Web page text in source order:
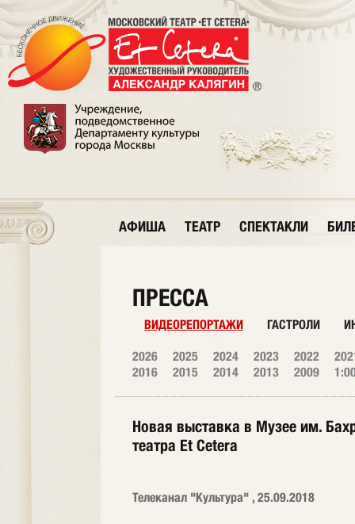
АФИША ТЕАТР СПЕКТАКЛИ
ПРЕССА
ВИДЕОРЕПОРТАЖИ ГАСТРОЛИ
2026 2025 2024 2023 2022
2016
2015 2014 2013 2009
Новая выставка в Музее им.
театра Et Сetera
Телеканал "Культура" , 25.09.2018